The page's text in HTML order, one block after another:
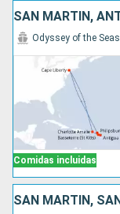
Comidas incluidas
Odyssey of the Seas